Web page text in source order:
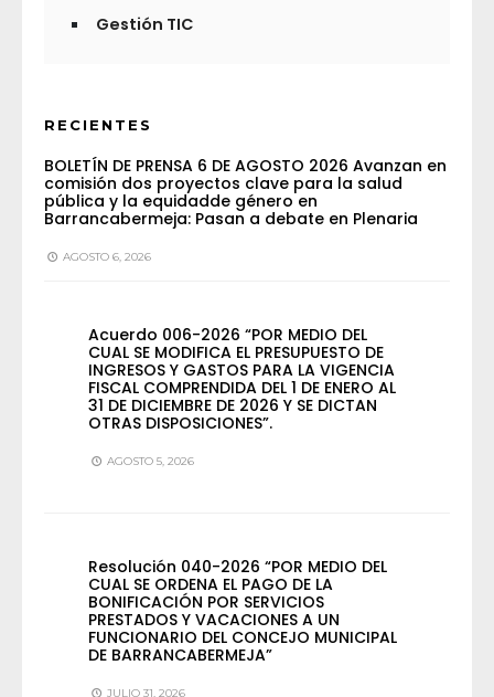
Gestión TIC
RECIENTES
BOLETÍN DE PRENSA 6 DE AGOSTO 2026 Avanzan en
comisión dos proyectos clave para la salud
pública y la equidadde género en
Barrancabermeja: Pasan a debate en Plenaria
AGOSTO 6, 2026
Acuerdo 006-2026 “POR MEDIO DEL
CUAL SE MODIFICA EL PRESUPUESTO DE
INGRESOS Y GASTOS PARA LA VIGENCIA
FISCAL COMPRENDIDA DEL 1 DE ENERO AL
31 DE DICIEMBRE DE 2026 Y SE DICTAN
OTRAS DISPOSICIONES”.
AGOSTO 5, 2026
Resolución 040-2026 “POR MEDIO DEL
CUAL SE ORDENA EL PAGO DE LA
BONIFICACIÓN POR SERVICIOS
PRESTADOS Y VACACIONES A UN
FUNCIONARIO DEL CONCEJO MUNICIPAL
DE BARRANCABERMEJA”
JULIO 31, 2026